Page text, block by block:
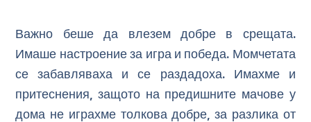
Важно беше да влезем добре в срещата.
Имаше настроение за игра и победа. Момчетата
се забавляваха и се раздадоха. Имахме и
притеснения, защото на предишните мачове у
дома не играхме толкова добре, за разлика от